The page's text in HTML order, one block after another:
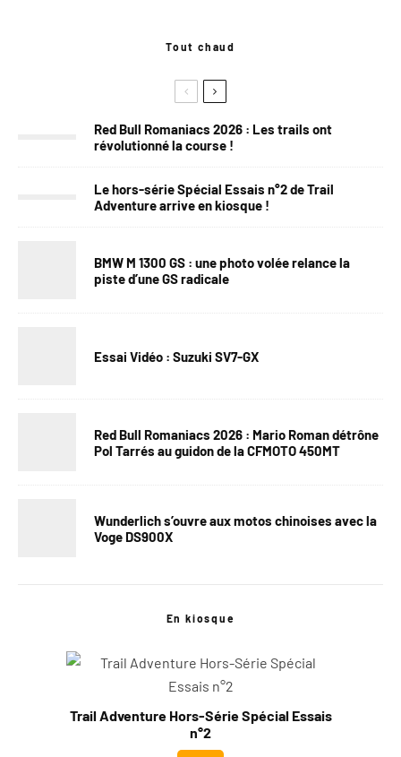
Tout chaud
Red Bull Romaniacs 2026 : Les trails ont
révolutionné la course !
Le hors-série Spécial Essais n°2 de Trail
Adventure arrive en kiosque !
BMW M 1300 GS : une photo volée relance la
piste d’une GS radicale
Essai Vidéo : Suzuki SV7-GX
Red Bull Romaniacs 2026 : Mario Roman détrône
Pol Tarrés au guidon de la CFMOTO 450MT
Wunderlich s’ouvre aux motos chinoises avec la
Voge DS900X
En kiosque
Trail Adventure Hors-Série Spécial Essais
n°2